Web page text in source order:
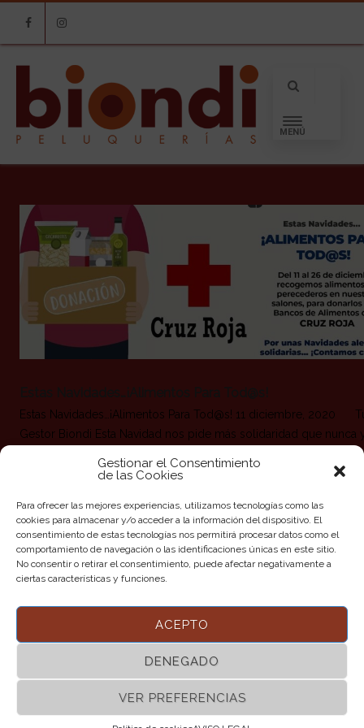
Gestionar el Consentimiento
de las Cookies
Para ofrecer las mejores experiencias, utilizamos tecnologías como las
cookies para almacenar y/o acceder a la información del dispositivo. El
consentimiento de estas tecnologías nos permitirá procesar datos como el
comportamiento de navegación o las identificaciones únicas en este sitio.
No consentir o retirar el consentimiento, puede afectar negativamente a
ciertas características y funciones.
ACEPTO
DENEGADO
VER PREFERENCIAS
FacebookInstagram
MENÚ
Estas Navidades…¡Alimentos Para Tod@s!
Estas Navidades…¡Alimentos Para Tod@s! 11 diciembre, 2020
Gestor Biondi Esta Navidad nos pide más solidaridad que nunca
todo en cuanto a las necesidades más básicas Por esto nuestros
de @jlhpeluquerias @biondipeluquerias y #broaerpeluquerias
diciembre Los productos serán entregados a través de
nuestra @asociacionbeneficagh a los bancos de alimentos
Leer más
©2017 BIONDI PELUQUERIAS | Todos los Derechos